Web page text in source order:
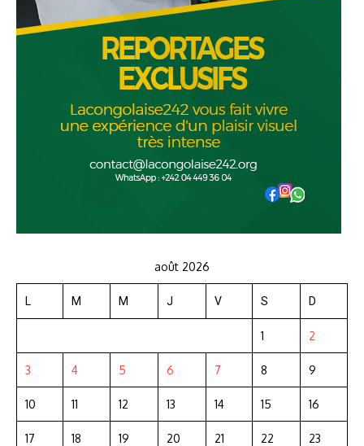
août 2026
L M M J V S D
1 2
3 4 5 6 7 8 9
10 11 12 13 14 15 16
17 18 19 20 21 22 23